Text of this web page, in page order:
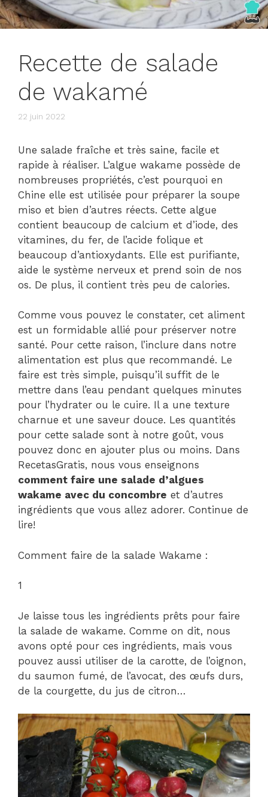
Recette de salade
de wakamé
22 juin 2022
Une salade fraîche et très saine, facile et
rapide à réaliser. L’algue wakame possède de
nombreuses propriétés, c’est pourquoi en
Chine elle est utilisée pour préparer la soupe
miso et bien d’autres réects. Cette algue
contient beaucoup de calcium et d’iode, des
vitamines, du fer, de l’acide folique et
beaucoup d’antioxydants. Elle est purifiante,
aide le système nerveux et prend soin de nos
os. De plus, il contient très peu de calories.
Comme vous pouvez le constater, cet aliment
est un formidable allié pour préserver notre
santé. Pour cette raison, l’inclure dans notre
alimentation est plus que recommandé. Le
faire est très simple, puisqu’il suffit de le
mettre dans l’eau pendant quelques minutes
pour l’hydrater ou le cuire. Il a une texture
charnue et une saveur douce. Les quantités
pour cette salade sont à notre goût, vous
pouvez donc en ajouter plus ou moins. Dans
RecetasGratis, nous vous enseignons
comment faire une salade d’algues
wakame avec du concombre et d’autres
ingrédients que vous allez adorer. Continue de
lire!
Comment faire de la salade Wakame :
1
Je laisse tous les ingrédients prêts pour faire
la salade de wakame. Comme on dit, nous
avons opté pour ces ingrédients, mais vous
pouvez aussi utiliser de la carotte, de l’oignon,
du saumon fumé, de l’avocat, des œufs durs,
de la courgette, du jus de citron…